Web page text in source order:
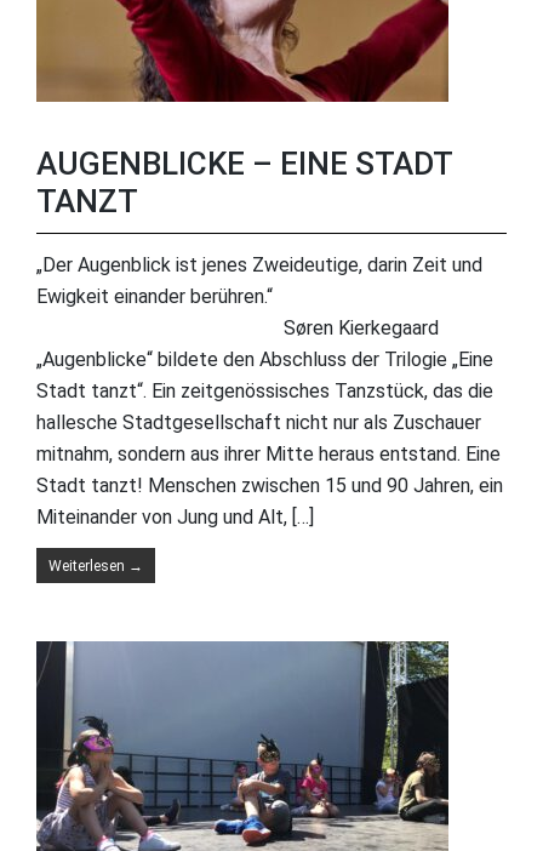
AUGENBLICKE – EINE STADT
TANZT
„Der Augenblick ist jenes Zweideutige, darin Zeit und
Ewigkeit einander berühren.“
⠀⠀⠀⠀⠀⠀⠀⠀⠀⠀⠀⠀⠀⠀⠀⠀⠀Søren Kierkegaard
„Augenblicke“ bildete den Abschluss der Trilogie „Eine
Stadt tanzt“. Ein zeitgenössisches Tanzstück, das die
hallesche Stadtgesellschaft nicht nur als Zuschauer
mitnahm, sondern aus ihrer Mitte heraus entstand. Eine
Stadt tanzt! Menschen zwischen 15 und 90 Jahren, ein
Miteinander von Jung und Alt, […]
Weiterlesen →